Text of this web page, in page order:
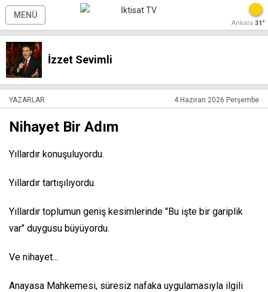
MENÜ
Ankara 31°
İzzet Sevimli
YAZARLAR 4 Haziran 2026 Perşembe
Nihayet Bir Adım
Yıllardır konuşuluyordu.
Yıllardır tartışılıyordu.
Yıllardır toplumun geniş kesimlerinde "Bu işte bir gariplik
var" duygusu büyüyordu.
Ve nihayet...
Anayasa Mahkemesi, süresiz nafaka uygulamasıyla ilgili